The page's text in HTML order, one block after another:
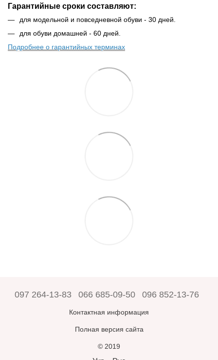
Гарантийные сроки составляют:
для модельной и повседневной обуви - 30 дней.
для обуви домашней - 60 дней.
Подробнее о гарантийных терминах
097 264-13-83 066 685-09-50 096 852-13-76
Контактная информация
Полная версия сайта
© 2019